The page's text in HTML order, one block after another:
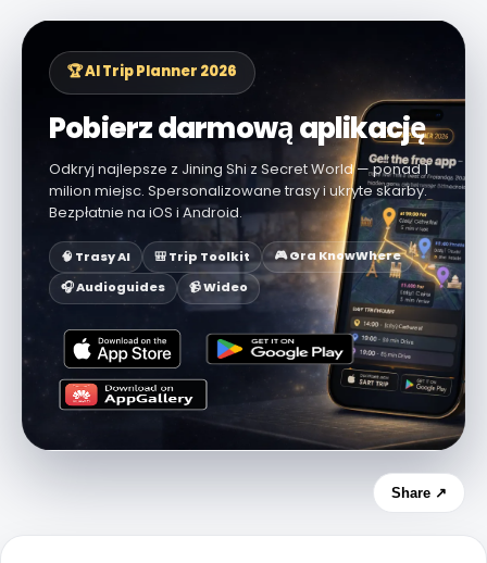
🏆 AI Trip Planner 2026
Pobierz darmową aplikację
Odkryj najlepsze z Jining Shi z Secret World — ponad 1
milion miejsc. Spersonalizowane trasy i ukryte skarby.
Bezpłatnie na iOS i Android.
🧠 Trasy AI 🎒 Trip Toolkit
🎮 Gra KnowWhere
🎧 Audioguides
📹 Wideo
Share ↗